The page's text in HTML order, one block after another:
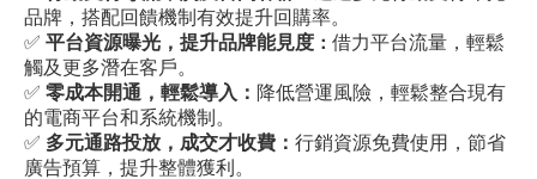
品牌，搭配回饋機制有效提升回購率。
✅ 平台資源曝光，提升品牌能見度 ： 借力平台流量，輕鬆
觸及更多潛在客戶。
✅ 零成本開通，輕鬆導入 ： 降低營運風險，輕鬆整合現有
的電商平台和系統機制。
✅ 多元通路投放，成交才收費 ： 行銷資源免費使用 ，節省
廣告預算，提升整體獲利。